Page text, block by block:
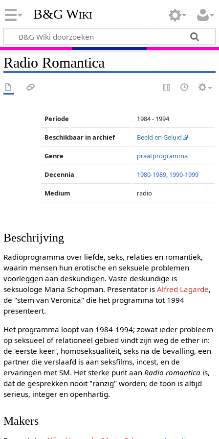
B&G Wiki
Radio Romantica
Periode 1984 - 1994
Beschikbaar in archief Beeld en Geluid
Genre praatprogramma
Decennia 1980-1989, 1990-1999
Medium radio
Beschrijving
Radioprogramma over liefde, seks, relaties en romantiek,
waarin mensen hun erotische en seksuele problemen
voorleggen aan deskundigen. Vaste deskundige is
seksuologe Maria Schopman. Presentator is Alfred Lagarde,
de "stem van Veronica" die het programma tot 1994
presenteert.
Het programma loopt van 1984-1994; zowat ieder probleem
op seksueel of relationeel gebied vindt zijn weg de ether in:
de 'eerste keer', homoseksualiteit, seks na de bevalling, een
partner die verslaafd is aan seksfilms, incest, en de
ervaringen met SM. Het sterke punt aan Radio romanticais,
dat de gesprekken nooit "ranzig" worden; de toon is altijd
serieus, integer en openhartig.
Makers